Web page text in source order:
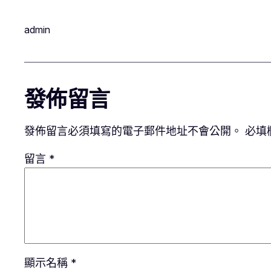
admin
發佈留言
發佈留言必須填寫的電子郵件地址不會公開。 必填
留言 *
顯示名稱 *